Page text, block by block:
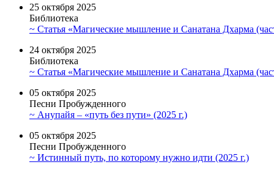
25 октября 2025
Библиотека
~ Статья «Магические мышление и Санатана Дхарма
24 октября 2025
Библиотека
~ Статья «Магические мышление и Санатана Дхарма
05 октября 2025
Песни Пробужденного
~ Анупайя – «путь без пути» (2025 г.)
05 октября 2025
Песни Пробужденного
~ Истинный путь, по которому нужно идти (2025 г.)